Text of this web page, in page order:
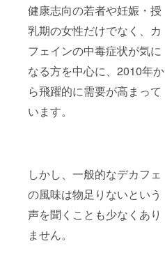
健康志向の若者や妊娠・授
乳期の女性だけでなく、カ
フェインの中毒症状が気に
なる方を中心に、2010年か
ら飛躍的に需要が高まって
います。
しかし、一般的なデカフェ
の風味は物足りないという
声を聞くことも少なくあり
ません。